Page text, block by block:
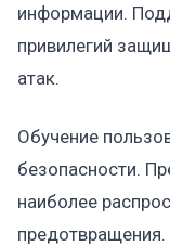
информации.
привилегий
атак.
Обучение
безопасности.
наиболее
предотвращения.